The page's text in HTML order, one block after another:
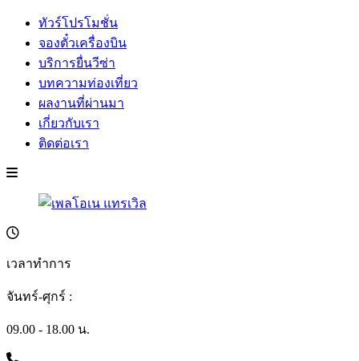
ทัวร์โปรโมชั่น
จองตั๋วเครื่องบิน
บริการยื่นวีซ่า
บทความท่องเที่ยว
ผลงานที่ผ่านมา
เกี่ยวกับเรา
ติดต่อเรา
เวลาทำการ
จันทร์-ศุกร์ :
09.00 - 18.00 น.